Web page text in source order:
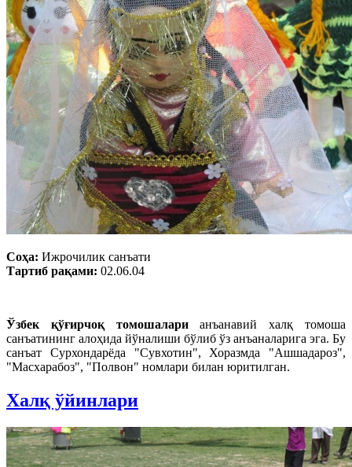
Соҳа: Ижрочилик санъати
Тартиб рақами: 02.06.04
Ўзбек қўғирчоқ томошаларианъанавий халқ томоша
санъатининг алоҳида йўналиши бўлиб ўз анъаналарига эга. Бу
санъат Сурхондарёда "Сувхотин", Хоразмда "Ашшадароз",
"Масхарабоз", "Полвон" номлари билан юритилган.
Халқ ўйинлари